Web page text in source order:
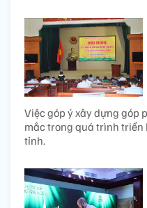
Việc góp ý xây dựng góp
mắc trong quá trình triển
tỉnh.